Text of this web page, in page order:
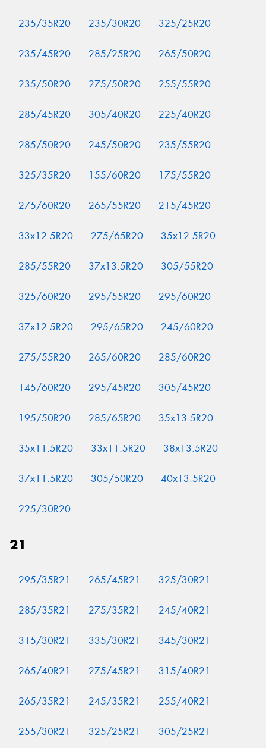
235/35R20 235/30R20 325/25R20
235/45R20 285/25R20 265/50R20
235/50R20 275/50R20 255/55R20
285/45R20 305/40R20 225/40R20
285/50R20 245/50R20 235/55R20
325/35R20 155/60R20 175/55R20
275/60R20 265/55R20 215/45R20
33x12.5R20 275/65R20 35x12.5R20
285/55R20 37x13.5R20 305/55R20
325/60R20 295/55R20 295/60R20
37x12.5R20 295/65R20 245/60R20
275/55R20 265/60R20 285/60R20
145/60R20 295/45R20 305/45R20
195/50R20 285/65R20 35x13.5R20
35x11.5R20 33x11.5R20 38x13.5R20
37x11.5R20 305/50R20 40x13.5R20
225/30R20
21
295/35R21 265/45R21 325/30R21
285/35R21 275/35R21 245/40R21
315/30R21 335/30R21 345/30R21
265/40R21 275/45R21 315/40R21
265/35R21 245/35R21 255/40R21
255/30R21 325/25R21 305/25R21